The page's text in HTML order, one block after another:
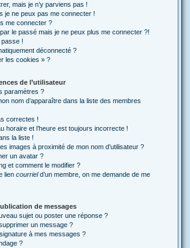
mais je n’y parviens pas !
je ne peux pas me connecter !
me connecter ?
le passé mais je ne peux plus me connecter ?!
passe !
déconnecté ?
les cookies » ?
de l’utilisateur
paramètres ?
nom d’apparaître dans la liste des membres
correctes !
horaire et l’heure est toujours incorrecte !
la liste !
images à proximité de mon nom d’utilisateur ?
un avatar ?
et comment le modifier ?
lien courrield’un membre, on me demande de me
de messages
sujet ou poster une réponse ?
un message ?
à mes messages ?
?